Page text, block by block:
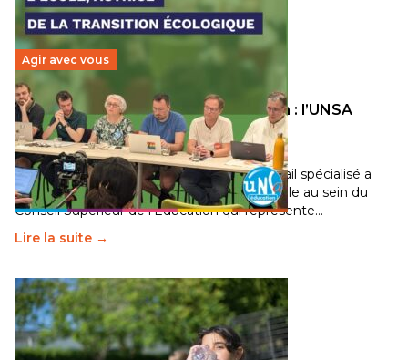
Agir avec vous
Transition écologique de l’éducation : l’UNSA
Éducation fait bouger les lignes
30 juin 2026-National
Pendant plusieurs mois, un groupe de travail spécialisé a
travaillé sur la transition écologique de l’Ecole au sein du
Conseil Supérieur de l’Éducation qui représente…
Lire la suite →